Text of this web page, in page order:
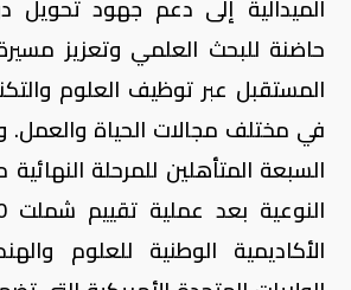
الميدالية إلى دعم جهود تحويل
حاضنة للبحث العلمي وتعزيز
المستقبل عبر توظيف العلوم
في مختلف مجالات الحياة والعمل.
السبعة المتأهلين للمرحلة
الأكاديمية الوطنية للعلوم